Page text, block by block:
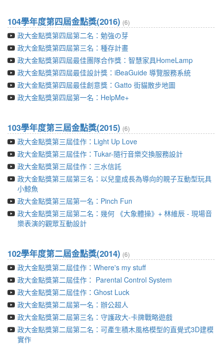
104學年度第四屆金點獎(2016) (6)
政大金點獎第四屆第二名：勉強の芽
政大金點獎第四屆第三名：種存計畫
政大金點獎第四屆最佳團隊合作獎：智慧家具HomeLamp
政大金點獎第四屆最佳設計獎：iBeaGuide 導覽服務系統
政大金點獎第四屆最佳創意獎：Gatto 街貓散步地圖
政大金點獎第四屆第一名：HelpMe+
103學年度第三屆金點獎(2015) (6)
政大金點獎第三屆佳作：Light Up Love
政大金點獎第三屆佳作：Tukar-隨行音樂交換服務設計
政大金點獎第三屆佳作：三水信託
政大金點獎第三屆第三名：以兒童成長為導向的親子互動型玩具
小鯨魚
政大金點獎第三屆第一名：Pinch Fun
政大金點獎第三屆第二名：幾何 《大象體操》+ 林維辰 - 現場音
樂表演的觀眾互動設計
102學年度第二屆金點獎(2014) (6)
政大金點獎第二屆佳作：Where's my stuff
政大金點獎第二屆佳作： Parental Control System
政大金點獎第二屆佳作：Ghost Luck
政大金點獎第二屆第一名：辦公超人
政大金點獎第二屆第三名：守護政大-卡牌戰略遊戲
政大金點獎第二屆第二名：可產生積木風格模型的直覺式3D建模
實作